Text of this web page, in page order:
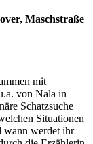
Maschstraße
mit
von Nala in
Schatzsuche
Situationen
wann werdet ihr